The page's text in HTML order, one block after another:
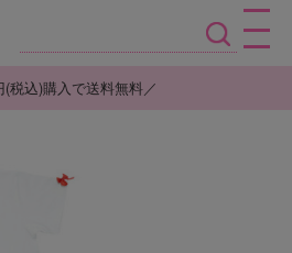
(税込)購入で送料無料／